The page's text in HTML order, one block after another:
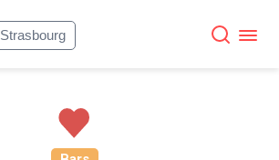
Strasbourg